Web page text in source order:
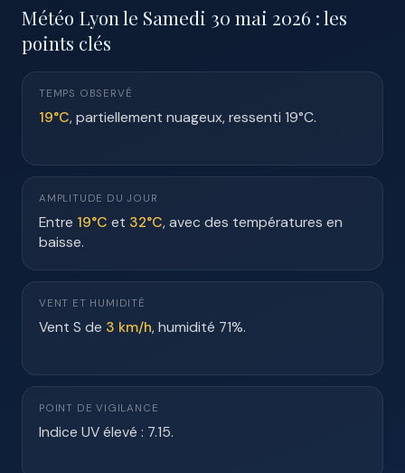
Météo Lyon le Samedi 30 mai 2026 : les
points clés
TEMPS OBSERVÉ
19°C, partiellement nuageux, ressenti 19°C.
AMPLITUDE DU JOUR
Entre 19°C et 32°C, avec des températures en
baisse.
VENT ET HUMIDITÉ
Vent S de 3 km/h, humidité 71%.
POINT DE VIGILANCE
Indice UV élevé : 7.15.